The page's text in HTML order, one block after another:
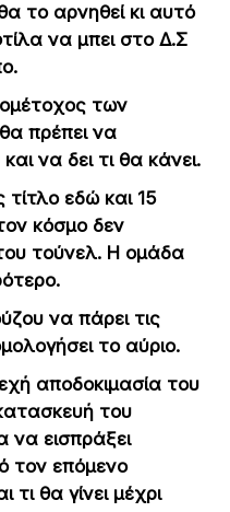
το αρνηθεί κι αυτό
να μπει στο Δ.Σ
των
πρέπει να
να δει τι θα κάνει.
τίτλο εδώ και 15
κόσμο δεν
τούνελ. Η ομάδα
να πάρει τις
το αύριο.
αποδοκιμασία του
του
να εισπράξει
τον επόμενο
τι θα γίνει μέχρι